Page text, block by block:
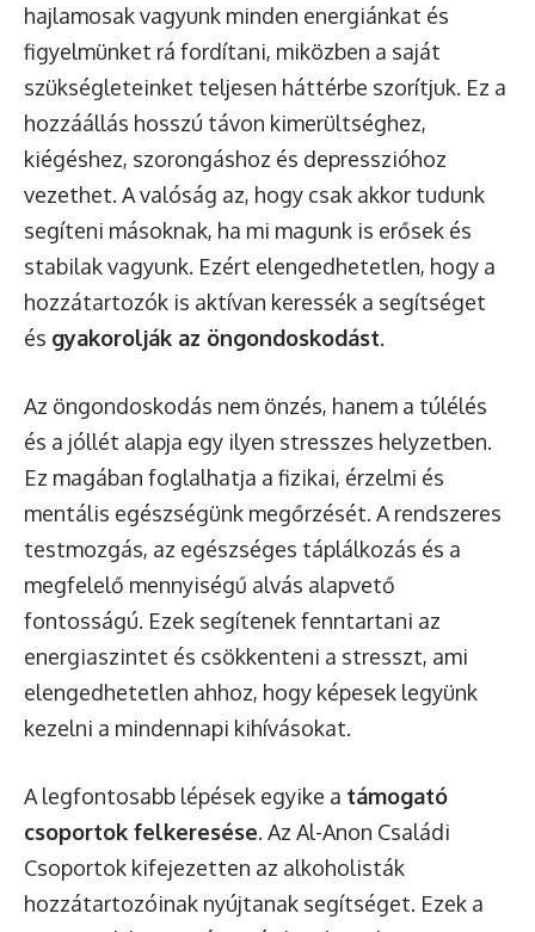
hajlamosak vagyunk minden energiánkat és
figyelmünket rá fordítani, miközben a saját
szükségleteinket teljesen háttérbe szorítjuk. Ez a
hozzáállás hosszú távon kimerültséghez,
kiégéshez, szorongáshoz és depresszióhoz
vezethet. A valóság az, hogy csak akkor tudunk
segíteni másoknak, ha mi magunk is erősek és
stabilak vagyunk. Ezért elengedhetetlen, hogy a
hozzátartozók is aktívan keressék a segítséget
és gyakorolják az öngondoskodást.
Az öngondoskodás nem önzés, hanem a túlélés
és a jóllét alapja egy ilyen stresszes helyzetben.
Ez magában foglalhatja a fizikai, érzelmi és
mentális egészségünk megőrzését. A rendszeres
testmozgás, az egészséges táplálkozás és a
megfelelő mennyiségű alvás alapvető
fontosságú. Ezek segítenek fenntartani az
energiaszintet és csökkenteni a stresszt, ami
elengedhetetlen ahhoz, hogy képesek legyünk
kezelni a mindennapi kihívásokat.
A legfontosabb lépések egyike a támogató
csoportok felkeresése. Az Al-Anon Családi
Csoportok kifejezetten az alkoholisták
hozzátartozóinak nyújtanak segítséget. Ezek a